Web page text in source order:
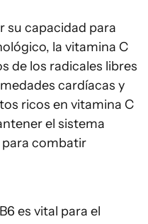
su capacidad para
la vitamina C
de los radicales libres
cardíacas y
ricos en vitamina C
el sistema
combatir
es vital para el